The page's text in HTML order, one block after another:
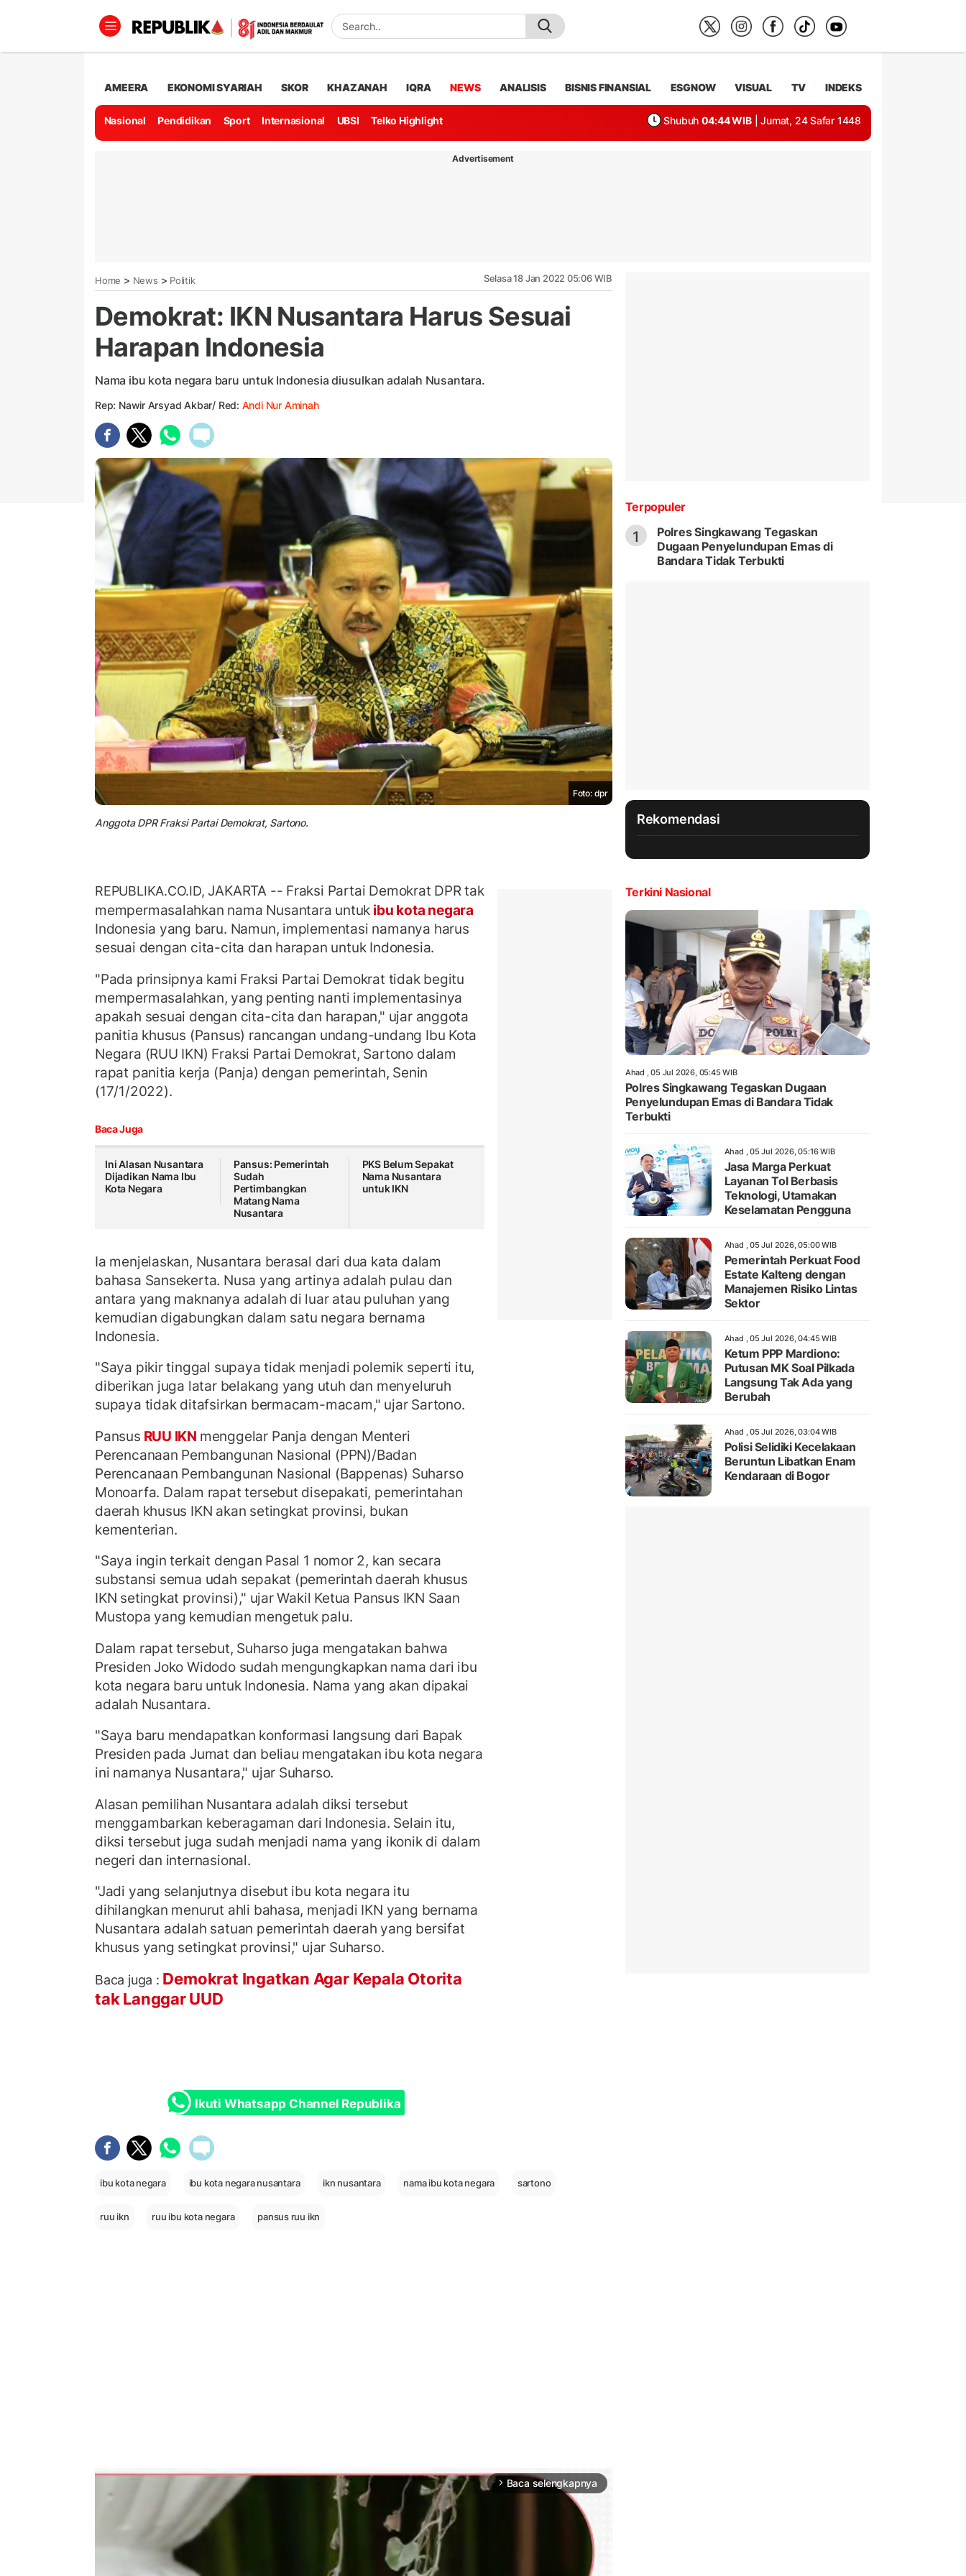
AMEERA EKONOMI SYARIAH SKOR KHAZANAH IQRA NEWS ANALISIS BISNIS FINANSIAL ESGNOW VISUAL TV INDEKS
Nasional Pendidikan Sport Internasional UBSI Telko Highlight Shubuh 04:44 WIB | Jumat, 24 Safar 1448
Advertisement
Home > News > Politik Selasa 18 Jan 2022 05:06 WIB
Demokrat: IKN Nusantara Harus Sesuai
Harapan Indonesia
Nama ibu kota negara baru untuk Indonesia diusulkan adalah Nusantara.
Rep: Nawir Arsyad Akbar/ Red: Andi Nur Aminah
Foto: dpr
Anggota DPR Fraksi Partai Demokrat, Sartono.
REPUBLIKA.CO.ID,JAKARTA -- Fraksi Partai Demokrat DPR tak
mempermasalahkan nama Nusantara untuk ibu kota negara
Indonesia yang baru. Namun, implementasi namanya harus
sesuai dengan cita-cita dan harapan untuk Indonesia.
"Pada prinsipnya kami Fraksi Partai Demokrat tidak begitu
mempermasalahkan, yang penting nanti implementasinya
apakah sesuai dengan cita-cita dan harapan," ujar anggota
panitia khusus (Pansus) rancangan undang-undang Ibu Kota
Negara (RUU IKN) Fraksi Partai Demokrat, Sartono dalam
rapat panitia kerja (Panja) dengan pemerintah, Senin
(17/1/2022).
Baca Juga
Ini Alasan Nusantara
Dijadikan Nama Ibu
Kota Negara
Pansus: Pemerintah
Sudah
Pertimbangkan
Matang Nama
Nusantara
PKS Belum Sepakat
Nama Nusantara
untuk IKN
Ia menjelaskan, Nusantara berasal dari dua kata dalam
bahasa Sansekerta. Nusa yang artinya adalah pulau dan
antara yang maknanya adalah di luar atau puluhan yang
kemudian digabungkan dalam satu negara bernama
Indonesia.
"Saya pikir tinggal supaya tidak menjadi polemik seperti itu,
diberikan juga latar belakang yang utuh dan menyeluruh
supaya tidak ditafsirkan bermacam-macam," ujar Sartono.
Pansus RUU IKN menggelar Panja dengan Menteri
Perencanaan Pembangunan Nasional (PPN)/Badan
Perencanaan Pembangunan Nasional (Bappenas) Suharso
Monoarfa. Dalam rapat tersebut disepakati, pemerintahan
daerah khusus IKN akan setingkat provinsi, bukan
kementerian.
"Saya ingin terkait dengan Pasal 1 nomor 2, kan secara
substansi semua udah sepakat (pemerintah daerah khusus
IKN setingkat provinsi)," ujar Wakil Ketua Pansus IKN Saan
Mustopa yang kemudian mengetuk palu.
Dalam rapat tersebut, Suharso juga mengatakan bahwa
Presiden Joko Widodo sudah mengungkapkan nama dari ibu
kota negara baru untuk Indonesia. Nama yang akan dipakai
adalah Nusantara.
"Saya baru mendapatkan konformasi langsung dari Bapak
Presiden pada Jumat dan beliau mengatakan ibu kota negara
ini namanya Nusantara," ujar Suharso.
Alasan pemilihan Nusantara adalah diksi tersebut
menggambarkan keberagaman dari Indonesia. Selain itu,
diksi tersebut juga sudah menjadi nama yang ikonik di dalam
negeri dan internasional.
"Jadi yang selanjutnya disebut ibu kota negara itu
dihilangkan menurut ahli bahasa, menjadi IKN yang bernama
Nusantara adalah satuan pemerintah daerah yang bersifat
khusus yang setingkat provinsi," ujar Suharso.
Baca juga : Demokrat Ingatkan Agar Kepala Otorita
tak Langgar UUD
Ikuti Whatsapp Channel Republika
ibu kota negara ibu kota negara nusantara ikn nusantara nama ibu kota negara sartono
ruu ikn ruu ibu kota negara pansus ruu ikn
arrow_forward_ios Baca selengkapnya
Terpopuler
1
Polres Singkawang Tegaskan
Dugaan Penyelundupan Emas di
Bandara Tidak Terbukti
Rekomendasi
Terkini Nasional
Ahad , 05 Jul 2026, 05:45 WIB
Polres Singkawang Tegaskan Dugaan
Penyelundupan Emas di Bandara Tidak
Terbukti
Ahad , 05 Jul 2026, 05:16 WIB
Jasa Marga Perkuat
Layanan Tol Berbasis
Teknologi, Utamakan
Keselamatan Pengguna
Ahad , 05 Jul 2026, 05:00 WIB
Pemerintah Perkuat Food
Estate Kalteng dengan
Manajemen Risiko Lintas
Sektor
Ahad , 05 Jul 2026, 04:45 WIB
Ketum PPP Mardiono:
Putusan MK Soal Pilkada
Langsung Tak Ada yang
Berubah
Ahad , 05 Jul 2026, 03:04 WIB
Polisi Selidiki Kecelakaan
Beruntun Libatkan Enam
Kendaraan di Bogor